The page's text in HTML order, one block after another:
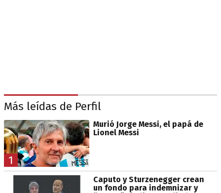
Más leídas de Perfil
1
Murió Jorge Messi, el papá de
Lionel Messi
Caputo y Sturzenegger crean
un fondo para indemnizar y